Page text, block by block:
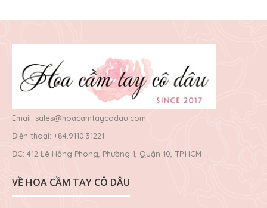
Email: sales@hoacamtaycodau.com
Điện thoại: +84.9110.31221
ĐC: 412 Lê Hồng Phong, Phường 1, Quận 10, TP.HCM
VỀ HOA CẦM TAY CÔ DÂU